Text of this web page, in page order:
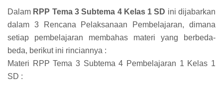
Dalam RPP Tema 3 Subtema 4 Kelas 1 SD ini dijabarkan
dalam 3 Rencana Pelaksanaan Pembelajaran, dimana
setiap pembelajaran membahas materi yang berbeda-
beda, berikut ini rinciannya :
Materi RPP Tema 3 Subtema 4 Pembelajaran 1 Kelas 1
SD :